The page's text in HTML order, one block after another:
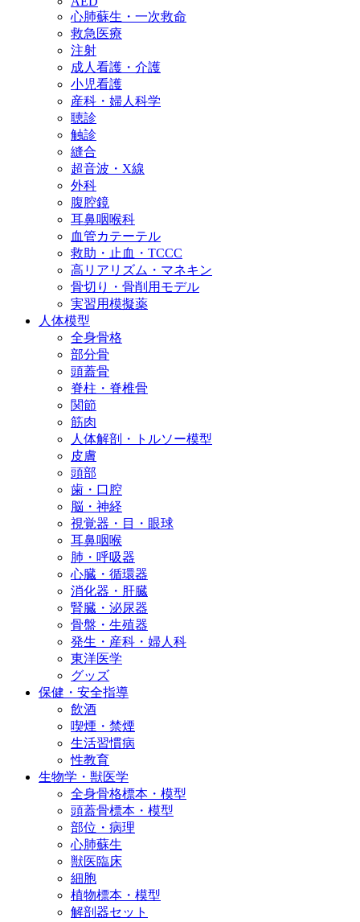
心肺蘇生・一次救命
救急医療
注射
成人看護・介護
小児看護
産科・婦人科学
聴診
触診
縫合
超音波・X線
外科
腹腔鏡
耳鼻咽喉科
血管カテーテル
救助・止血・TCCC
高リアリズム・マネキン
骨切り・骨削用モデル
実習用模擬薬
人体模型
全身骨格
部分骨
頭蓋骨
脊柱・脊椎骨
関節
筋肉
人体解剖・トルソー模型
皮膚
頭部
歯・口腔
脳・神経
視覚器・目・眼球
耳鼻咽喉
肺・呼吸器
心臓・循環器
消化器・肝臓
腎臓・泌尿器
骨盤・生殖器
発生・産科・婦人科
東洋医学
グッズ
保健・安全指導
飲酒
喫煙・禁煙
生活習慣病
性教育
生物学・獣医学
全身骨格標本・模型
頭蓋骨標本・模型
部位・病理
心肺蘇生
獣医臨床
細胞
植物標本・模型
解剖器セット